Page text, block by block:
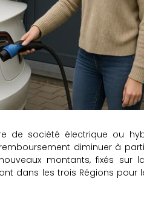
de société électrique ou
diminuer à
montants, fixés sur
dans les trois Régions pour